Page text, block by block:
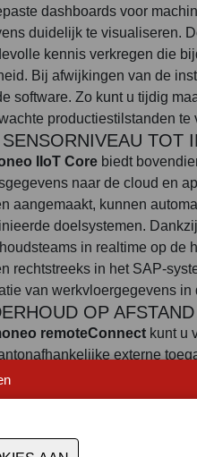
dashboards voor
duidelijk te visualiseren.
kennis verkregen die
Bij afwijkingen van de
software. Zo kunt u tijdig
productiestilstanden te
TOT
IIoT Core biedt
naar de cloud en
aangemaakt, kunnen
doelsystemen.
in realtime op de
rechtstreeks in het SAP-
van werkvloergegevens in
OP
remoteConnect kunt u
externe
netwerkapparaten. Dankzij
blijven uw
en diepgaande foutanalyse
kunnen